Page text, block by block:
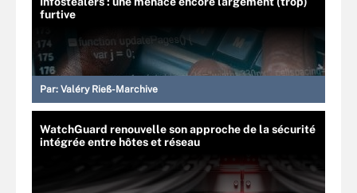
furtive
Par: Valéry Rieß-Marchive
WatchGuard renouvelle son approche de la sécurité
intégrée entre hôtes et réseau